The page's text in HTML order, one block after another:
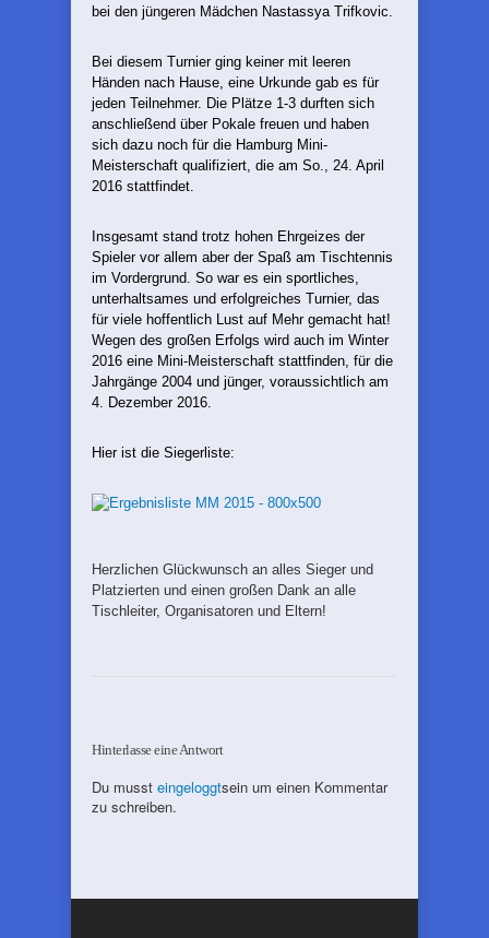
bei den jüngeren Mädchen Nastassya Trifkovic.
Bei diesem Turnier ging keiner mit leeren
Händen nach Hause, eine Urkunde gab es für
jeden Teilnehmer. Die Plätze 1-3 durften sich
anschließend über Pokale freuen und haben
sich dazu noch für die Hamburg Mini-
Meisterschaft qualifiziert, die am So., 24. April
2016 stattfindet.
Insgesamt stand trotz hohen Ehrgeizes der
Spieler vor allem aber der Spaß am Tischtennis
im Vordergrund. So war es ein sportliches,
unterhaltsames und erfolgreiches Turnier, das
für viele hoffentlich Lust auf Mehr gemacht hat!
Wegen des großen Erfolgs wird auch im Winter
2016 eine Mini-Meisterschaft stattfinden, für die
Jahrgänge 2004 und jünger, voraussichtlich am
4. Dezember 2016.
Hier ist die Siegerliste:
Herzlichen Glückwunsch an alles Sieger und
Platzierten und einen großen Dank an alle
Tischleiter, Organisatoren und Eltern!
Hinterlasse eine Antwort
Du musst eingeloggtsein um einen Kommentar
zu schreiben.